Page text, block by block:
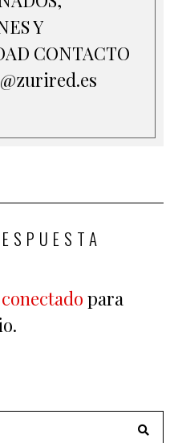
Y
CONTACTO
conectado para